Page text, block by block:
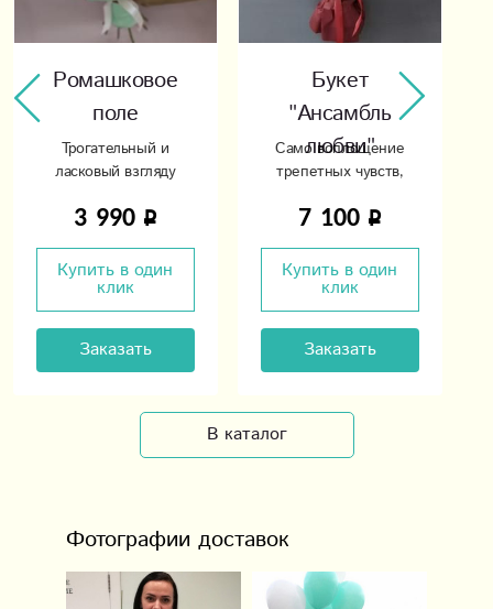
Ромашковое
поле
Трогательный и
ласковый взгляду
3 990
Купить в один
клик
Заказать
Букет
"Ансамбль
любви"
Само воплощение
трепетных чувств,
7 100
Купить в один
клик
Заказать
В каталог
Фотографии доставок